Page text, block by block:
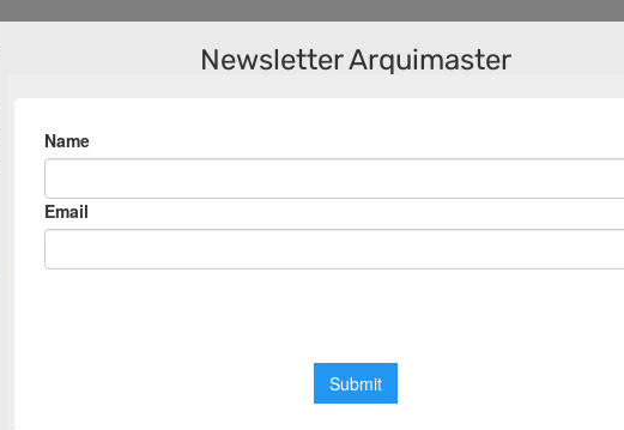
nacional fundada en 2003 por Do Sun Choi, dedicada a la
En el año 2004 adquiere la marca Peabody,
nuevo concepto dentro del rubro, basado en la calidad y
con una nómina de 96 empleados y una planta
donde abastece al mercado local y exporta a países como
Newsletter Arquimaster